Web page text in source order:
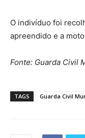
O indivíduo foi
apreendido e a
Fonte: Guarda Civil
TAGS Guarda Civil